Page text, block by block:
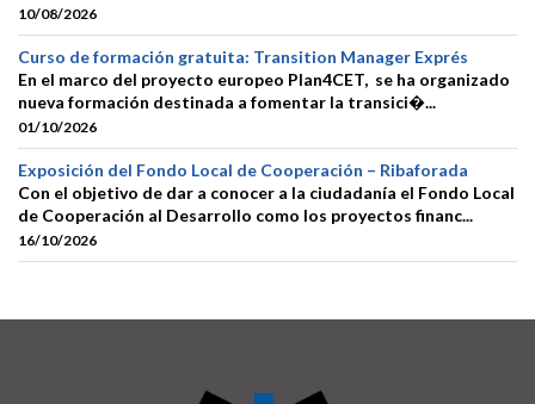
10/08/2026
Curso de formación gratuita: Transition Manager Exprés
En el marco del proyecto europeo Plan4CET, se ha organizado
nueva formación destinada a fomentar la transici�...
01/10/2026
Exposición del Fondo Local de Cooperación – Ribaforada
Con el objetivo de dar a conocer a la ciudadanía el Fondo Local
de Cooperación al Desarrollo como los proyectos financ...
16/10/2026